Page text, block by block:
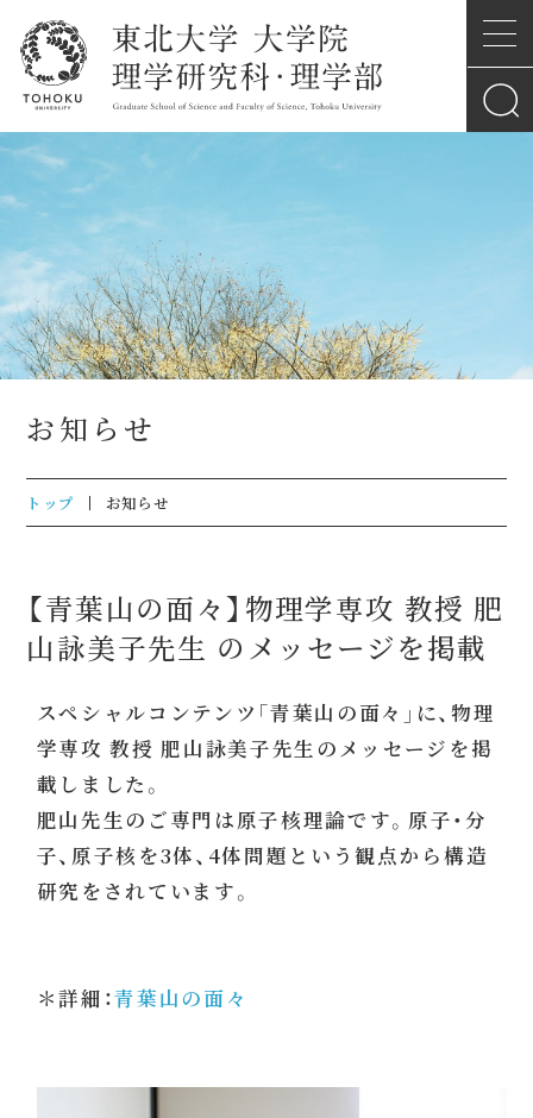
お知らせ
トップ お知らせ
【青葉山の面々】物理学専攻 教授 肥
山詠美子先生 のメッセージを掲載
スペシャルコンテンツ「青葉山の面々」に、物理
学専攻 教授 肥山詠美子先生のメッセージを掲
載しました。
肥山先生のご専門は原子核理論です。原子・分
子、原子核を3体、4体問題という観点から構造
研究をされています。
＊詳細：青葉山の面々